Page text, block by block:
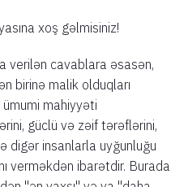
xoş gəlmisiniz!
verilən cavablara əsasən,
birinə malik olduqları
mahiyyəti
güclü və zəif tərəflərini,
digər insanlarla uyğunluğu
verməkdən ibarətdir. Burada